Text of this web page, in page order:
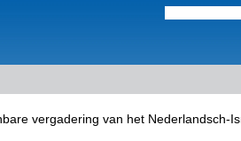
vergadering van het